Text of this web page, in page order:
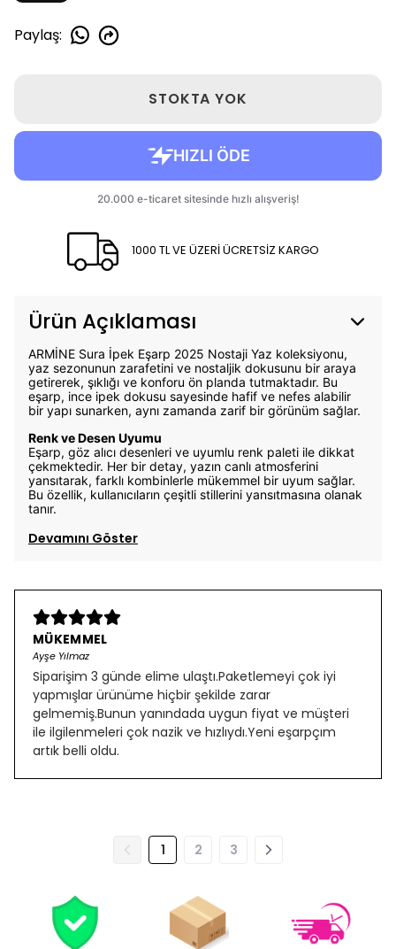
Paylaş:
STOKTA YOK
1000 TL VE ÜZERİ ÜCRETSİZ KARGO
Ürün Açıklaması
ARMİNE Sura İpek Eşarp 2025 Nostaji Yaz koleksiyonu,
yaz sezonunun zarafetini ve nostaljik dokusunu bir araya
getirerek, şıklığı ve konforu ön planda tutmaktadır. Bu
eşarp, ince ipek dokusu sayesinde hafif ve nefes alabilir
bir yapı sunarken, aynı zamanda zarif bir görünüm sağlar.
Renk ve Desen Uyumu
Eşarp, göz alıcı desenleri ve uyumlu renk paleti ile dikkat
çekmektedir. Her bir detay, yazın canlı atmosferini
yansıtarak, farklı kombinlerle mükemmel bir uyum sağlar.
Bu özellik, kullanıcıların çeşitli stillerini yansıtmasına olanak
tanır.
Devamını Göster
MÜKEMMEL
Ayşe Yılmaz
Siparişim 3 günde elime ulaştı.Paketlemeyi çok iyi
yapmışlar ürünüme hiçbir şekilde zarar
gelmemiş.Bunun yanındada uygun fiyat ve müşteri
ile ilgilenmeleri çok nazik ve hızlıydı.Yeni eşarpçım
artık belli oldu.
1 2 3